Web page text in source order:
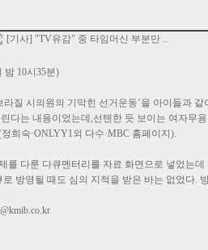
[기사] "TV유감" 중 타임머신 부분만 ..
10시35분)
라질 시의원의 기막힌 선거운동’을 아이들과
다는 내용이었는데,선텐한 듯 보이는 여자무
희숙·ONLYY1외 다수·MBC 홈페이지).
를 다룬 다큐멘터리를 자료 화면으로 넣었는
로 방영될 때도 심의 지적을 받은 바는 없었다.